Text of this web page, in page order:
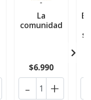
La
comunidad
$6.990
+
-